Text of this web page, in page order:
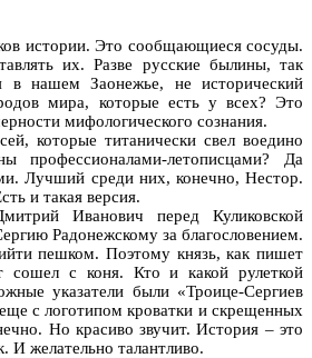
истории. Это сообщающиеся сосуды.
их. Разве русские былины, так
в нашем Заонежье, не исторический
мира, которые есть у всех? Это
мифологического сознания.
которые титанически свел воедино
профессионалами-летописцами? Да
Лучший среди них, конечно, Нестор.
и такая версия.
Иванович перед Куликовской
Радонежскому за благословением.
пешком. Поэтому князь, как пишет
сошел с коня. Кто и какой рулеткой
указатели были «Троице-Сергиев
с логотипом кроватки и скрещенных
Но красиво звучит. История – это
И желательно талантливо.